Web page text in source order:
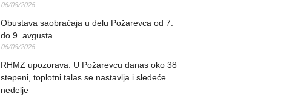
06/08/2026
Obustava saobraćaja u delu Požarevca od 7.
do 9. avgusta
06/08/2026
RHMZ upozorava: U Požarevcu danas oko 38
stepeni, toplotni talas se nastavlja i sledeće
nedelje